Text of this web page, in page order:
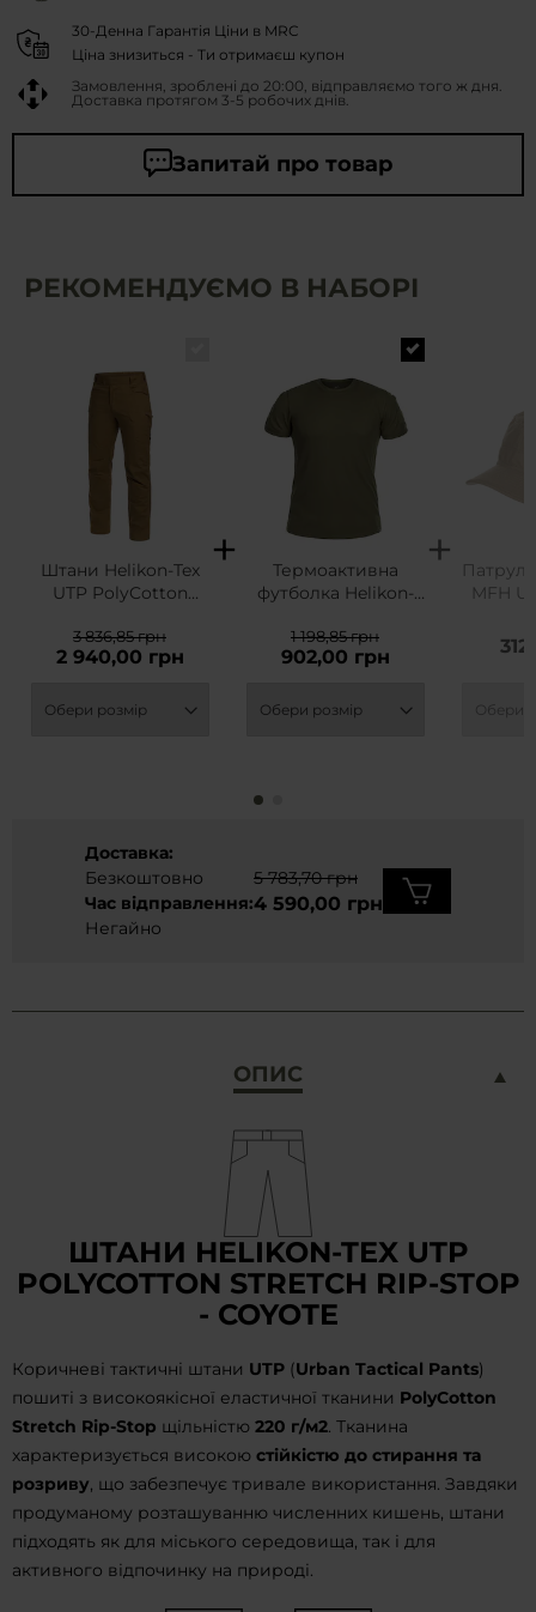
30-Денна Гарантія Ціни в MRC
Ціна знизиться - Ти отримаєш купон
Замовлення, зроблені до 20:00, відправляємо того ж дня.
Доставка протягом 3-5 робочих днів.
Запитай про товар
РЕКОМЕНДУЄМО В НАБОРІ
Штани Helikon-Tex
UTP PolyCotton
Coyote
2 940,00 грн
3 836,85 грн
Термоактивна
футболка Helikon-
TopCool - Olive
Green
902,00 грн
1 198,85 грн
MFH
Доставка:
Безкоштовно
Час відправлення:
Негайно
5 783,70 грн
4 590,00 грн
ОПИС
ШТАНИ HELIKON-TEX UTP
POLYCOTTON STRETCH RIP-STOP
- COYOTE
Коричневі тактичні штани UTP (Urban Tactical Pants)
пошиті з високоякісної еластичної тканини PolyCotton
Stretch Rip-Stop щільністю 220 г/м2. Тканина
характеризується високою стійкістю до стирання та
розриву, що забезпечує тривале використання. Завдяки
продуманому розташуванню численних кишень, штани
підходять як для міського середовища, так і для
активного відпочинку на природі.